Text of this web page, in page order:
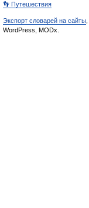
👣 Путешествия
Экспорт словарей на сайты
WordPress, MODx.